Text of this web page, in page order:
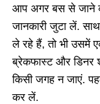
आप अगर बस से जाने
जानकारी जुटा लें.
ले रहे हैं, तो भी उसमें
ब्रेकफास्ट और डिनर
किसी जगह न जाएं.
कर लें.